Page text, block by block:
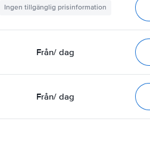
Ingen tillgänglig prisinformation
Från/ dag
Från/ dag